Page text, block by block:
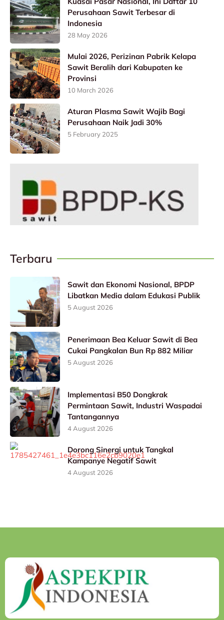
Perusahaan Sawit Terbesar di
Indonesia
28 May 2026
Mulai 2026, Perizinan Pabrik Kelapa
Sawit Beralih dari Kabupaten ke
Provinsi
10 March 2026
Aturan Plasma Sawit Wajib Bagi
Perusahaan Naik Jadi 30%
5 February 2025
Terbaru
Sawit dan Ekonomi Nasional, BPDP
Libatkan Media dalam Edukasi Publik
5 August 2026
Penerimaan Bea Keluar Sawit di Bea
Cukai Pangkalan Bun Rp 882 Miliar
5 August 2026
Implementasi B50 Dongkrak
Permintaan Sawit, Industri Waspadai
Tantangannya
4 August 2026
Dorong Sinergi untuk Tangkal
Kampanye Negatif Sawit
4 August 2026